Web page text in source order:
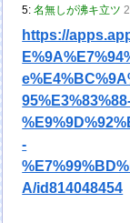
5:名無しが沸キ立ツ
https://
-
A/id814048454